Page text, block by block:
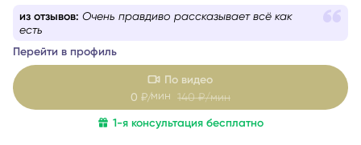
любимые сферы работы — это отношения, саморазвитие
и предназначение. Я верю, что каждый человек имеет
цель — помочь вам раскрыть свой потенциал и достичь
гармонии в жизни.
из отзывов: Самый прекрасный эксперт, расклады
которого проигрываются
Перейти в профиль
По видео
0 ₽/мин140 ₽/мин
1-я консультация бесплатно